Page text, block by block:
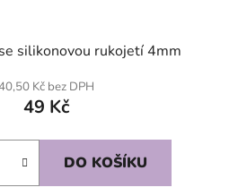
silikonovou rukojetí 4mm
Kč bez DPH
49 Kč
DO KOŠÍKU